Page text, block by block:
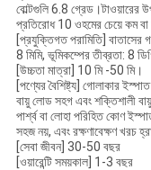
বোল্টগুলি 6.8 গ্রেড।টাওয়ারের
প্রতিরোধ 10 ওহমের চেয়ে কম বা
[প্রযুক্তিগত পরামিতি]
8 মিমি, ভূমিকম্পের তীব্রতা: 8
[উচ্চতা মাত্রা] 10 মি -50 মি।
[পণ্যের বৈশিষ্ট্য] গোলাকার
বায়ু লোড সহগ এবং শক্তিশালী
পার্শ্ব বা লোহা পরিহিত কোণ
সহজ নয়, এবং রক্ষণাবেক্ষণ খরচ
[সেবা জীবন] 30-50 বছর
[ওয়ারেন্টি সময়কাল] 1-3 বছর